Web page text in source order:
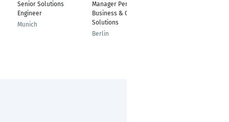
Senior Solutions
Engineer
Munich
Manager Permanent
Business & CoRE-
Solutions
Berlin